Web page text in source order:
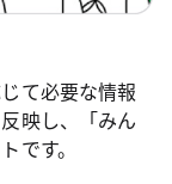
て必要な情報
映し、「みん
です。